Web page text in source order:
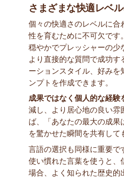
さまざまな快適レベ
個々の快適さのレベルに
性を育むために不可欠です
穏やかでプレッシャーの少
より直接的な質問で成功
ーションスタイル、好み
ンプトを作成できます。
成果ではなく個人的な経
減し、より居心地の良い雰
ば、「あなたの最大の成
を驚かせた瞬間を共有して
言語の選択も同様に重要
使い慣れた言葉を使うと
場合、よく知られた歴史